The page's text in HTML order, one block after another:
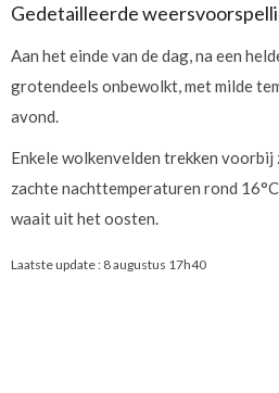
Gedetailleerde
Aan het einde van de dag, na een
grotendeels onbewolkt, met milde
avond.
Enkele wolkenvelden trekken
zachte nachttemperaturen rond
waait uit het oosten.
Laatste update : 8 augustus 17h40